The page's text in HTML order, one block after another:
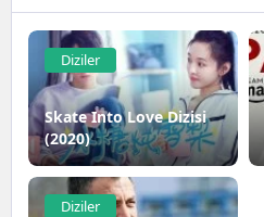
Diziler
Skate Into Love Dizisi
(2020)
Diziler